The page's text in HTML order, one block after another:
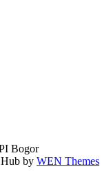
Bogor
by WEN Themes